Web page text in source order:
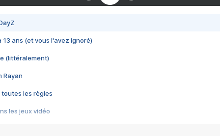
13 ans (et vous l'avez ignoré)
(littéralement)
Rayan
toutes les règles
les jeux vidéo